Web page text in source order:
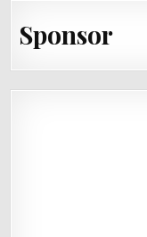
Sponsor